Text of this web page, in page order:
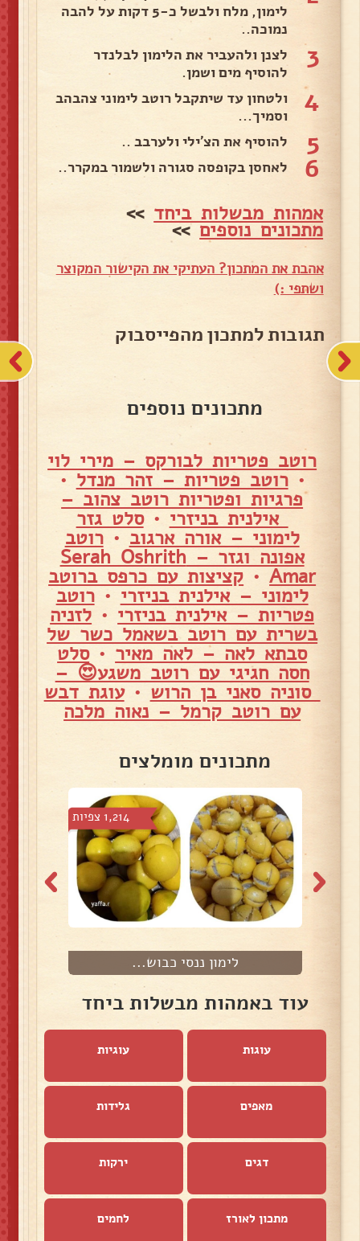
לימון, מלח ולבשל כ-5 דקות על להבה
נמוכה..
3
לצנן ולהעביר את הלימון לבלנדר
להוסיף מים ושמן.
4
ולטחון עד שיתקבל רוטב לימוני צהבהב
וסמיך...
5 להוסיף את הצ'ילי ולערבב ..
6 לאחסן בקופסה סגורה ולשמור במקרר..
אמהות מבשלות ביחד >>
מתכונים נוספים>>
אהבת את המתכון? העתיקי את הקישור המקוצר
ושתפי :)
תגובות למתכון מהפייסבוק
מתכונים נוספים
רוטב פטריות לבורקס – מירי לוי
•רוטב פטריות – זהר מנדל •
פרגיות ופטריות רוטב צהוב –
אילנית בניזרי •סלט גזר
לימוני – אורה ארגוב •רוטב
אפונה וגזר – Serah Oshrith
Amar
• קציצות עם כרפס ברוטב
לימוני – אילנית בניזרי •רוטב
פטריות – אילנית בניזרי • לזניה
בשרית עם רוטב בשאמל כשר של
סבתא לאה – לאה מאיר •סלט
חסה חגיגי עם רוטב משגע😍 –
סוניה סאני בן הרוש •עוגת דבש
עם רוטב קרמל – נאוה מלכה
מתכונים מומלצים
1,214 צפיות
לימון ננסי כבוש...
עוד באמהות מבשלות ביחד
עוגות עוגיות
מאפים גלידות
דגים ירקות
מתכון לאורז לחמים